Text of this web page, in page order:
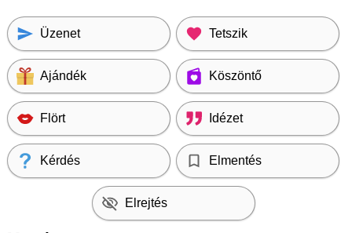
Üzenet Tetszik
Ajándék Köszöntő
Flört Idézet
Kérdés Elmentés
Elrejtés